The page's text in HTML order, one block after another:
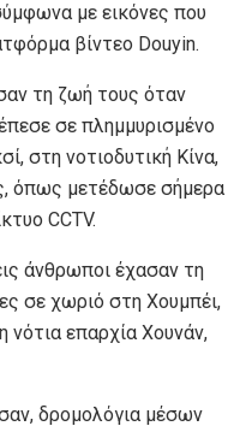
με εικόνες που
βίντεο Douyin.
τη ζωή τους όταν
σε πλημμυρισμένο
στη νοτιοδυτική Κίνα,
όπως μετέδωσε σήμερα
CCTV.
άνθρωποι έχασαν τη
σε χωριό στη Χουμπέι,
επαρχία Χουνάν,
δρομολόγια μέσων